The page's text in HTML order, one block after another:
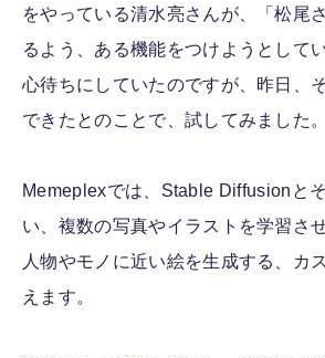
をやっている清水亮さんが、「松尾
るよう、ある機能をつけようとして
心待ちにしていたのですが、昨日、
できたとのことで、試してみました。
Memeplexでは、Stable Diffusionと
い、複数の写真やイラストを学習さ
人物やモノに近い絵を生成する、カ
えます。